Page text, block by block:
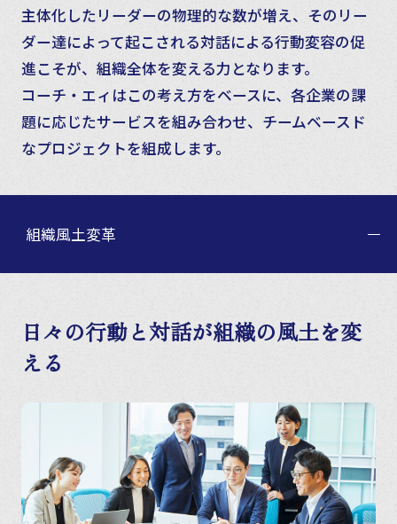
主体化したリーダーの物理的な数が増え、そのリー
ダー達によって起こされる対話による行動変容の促
進こそが、組織全体を変える力となります。
コーチ・エィはこの考え方をベースに、各企業の課
題に応じたサービスを組み合わせ、チームベースド
なプロジェクトを組成します。
組織風土変革
日々の行動と対話が組織の風土を変
える